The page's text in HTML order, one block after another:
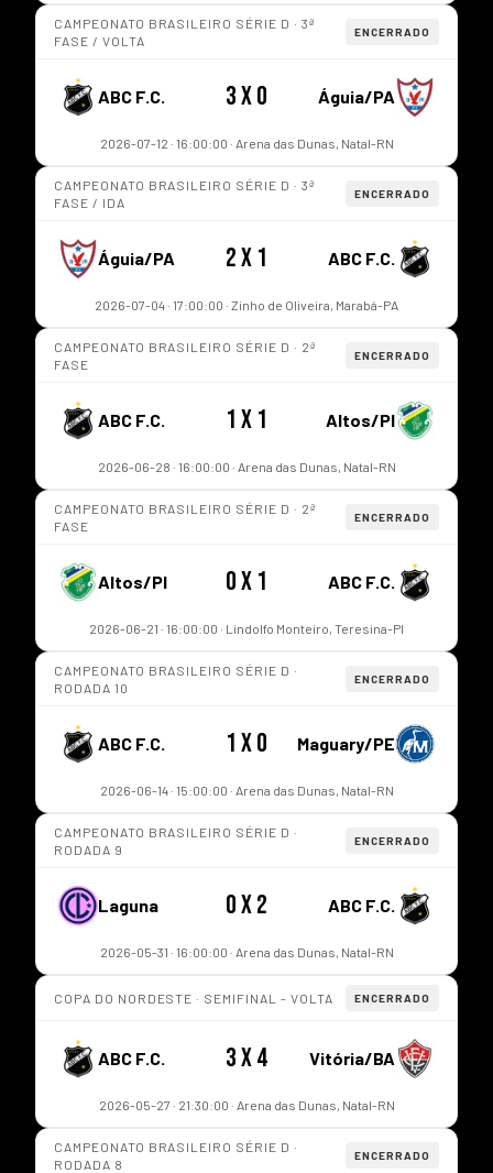
CAMPEONATO BRASILEIRO SÉRIE D · 3ª
FASE / VOLTA
ENCERRADO
ABC F.C. 3 x 0 Águia/PA
2026-07-12 · 16:00:00 · Arena das Dunas, Natal-RN
CAMPEONATO BRASILEIRO SÉRIE D · 3ª
FASE / IDA
ENCERRADO
Águia/PA 2 x 1 ABC F.C.
2026-07-04 · 17:00:00 · Zinho de Oliveira, Marabá-PA
CAMPEONATO BRASILEIRO SÉRIE D · 2ª
FASE
ENCERRADO
ABC F.C. 1 x 1 Altos/PI
2026-06-28 · 16:00:00 · Arena das Dunas, Natal-RN
CAMPEONATO BRASILEIRO SÉRIE D · 2ª
FASE
ENCERRADO
Altos/PI 0 x 1 ABC F.C.
2026-06-21 · 16:00:00 · Lindolfo Monteiro, Teresina-PI
CAMPEONATO BRASILEIRO SÉRIE D ·
RODADA 10
ENCERRADO
ABC F.C. 1 x 0 Maguary/PE
2026-06-14 · 15:00:00 · Arena das Dunas, Natal-RN
CAMPEONATO BRASILEIRO SÉRIE D ·
RODADA 9
ENCERRADO
Laguna 0 x 2 ABC F.C.
2026-05-31 · 16:00:00 · Arena das Dunas, Natal-RN
COPA DO NORDESTE · SEMIFINAL - VOLTA ENCERRADO
ABC F.C. 3 x 4 Vitória/BA
2026-05-27 · 21:30:00 · Arena das Dunas, Natal-RN
CAMPEONATO BRASILEIRO SÉRIE D ·
RODADA 8
ENCERRADO